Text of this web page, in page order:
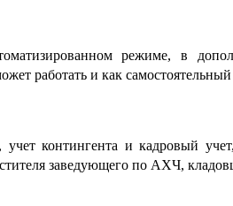
режиме, в
работать и как самостоятельный
учет контингента и кадровый
заведующего по АХЧ,